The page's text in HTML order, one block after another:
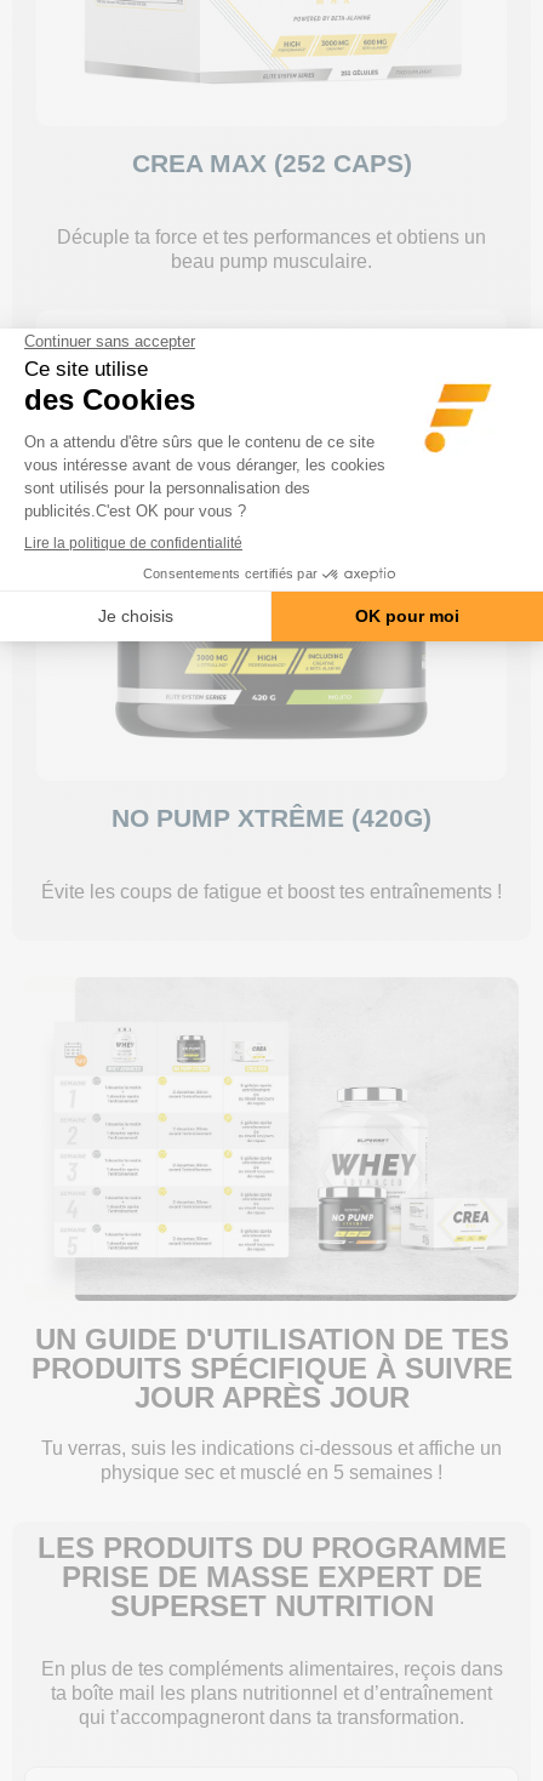
CREA MAX (252 CAPS)
Décuple ta force et tes performances et obtiens un
beau pump musculaire.
NO PUMP XTRÊME (420G)
Évite les coups de fatigue et boost tes entraînements !
UN GUIDE D'UTILISATION DE TES
PRODUITS SPÉCIFIQUE À SUIVRE
JOUR APRÈS JOUR
Tu verras, suis les indications ci-dessous et affiche un
physique sec et musclé en 5 semaines !
LES PRODUITS DU PROGRAMME
PRISE DE MASSE EXPERT DE
SUPERSET NUTRITION
En plus de tes compléments alimentaires, reçois dans
ta boîte mail les plans nutritionnel et d’entraînement
qui t’accompagneront dans ta transformation.